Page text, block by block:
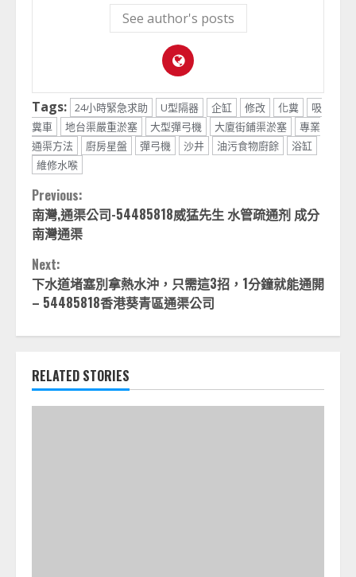
See author's posts
Tags: 24小時緊急求助 U型隔器 企缸 修改 化糞
吸
糞車
地台渠嚴重淤塞 大型彈弓機 大廈街鋪渠淤塞
專業
通渠方法
廚房星盤 彈弓機 沙井 油污食物廚餘
浴缸
維修水喉
Continue
Reading
Previous:
南灣,通渠公司-54485818威猛先生 水管疏通剂 成分
南灣通渠
Next:
下水道堵塞別拿熱水沖，只需這3招，1分鐘就能通開
– 54485818香港葵青區通渠公司
RELATED STORIES